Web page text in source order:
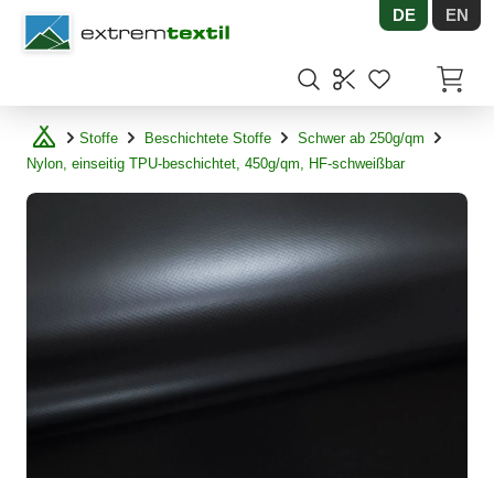
Shopware DE EN
Stoffe Beschichtete Stoffe
Schwer ab 250g/qm
Nylon, einseitig TPU-beschichtet, 450g/qm, HF-schweißbar